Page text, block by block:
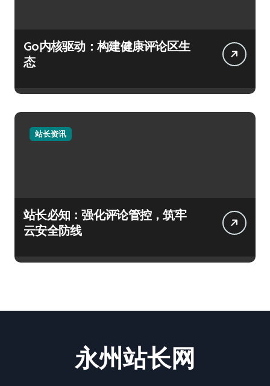
Go内核驱动：构建健康评论区生
态
站长资讯
站长必知：强化评论管控，筑牢
云安全防线
永州站长网